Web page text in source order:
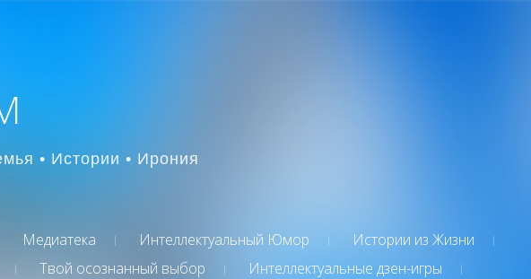
• Истории • Ирония
Медиатека Интеллектуальный Юмор
Истории из Жизни
Твой осознанный выбор
Интеллектуальные дзен-игры